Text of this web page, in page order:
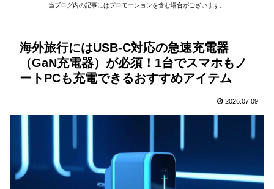
当ブログ内の記事にはプロモーションを含む場合がございます。
海外旅行にはUSB-C対応の急速充電器
（GaN充電器）が必須！1台でスマホもノ
ートPCも充電できるおすすめアイテム
2026.07.09